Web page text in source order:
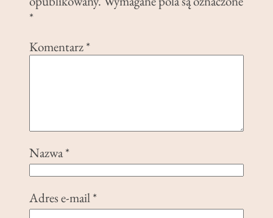
*
Komentarz*
Nazwa*
Adres e-mail*